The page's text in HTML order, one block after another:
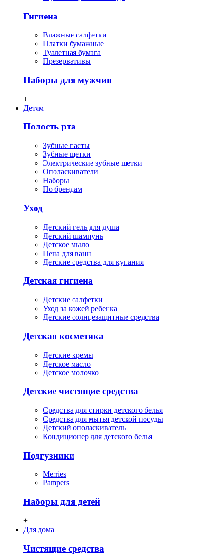
Гигиена
Влажные салфетки
Платки бумажные
Туалетная бумага
Презервативы
Наборы для мужчин
+
Детям
Полость рта
Зубные пасты
Зубные щетки
Электрические зубные щетки
Ополаскиватели
Наборы
По брендам
Уход
Детский гель для душа
Детский шампунь
Детское мыло
Пена для ванн
Детские средства для купания
Детская гигиена
Детские салфетки
Уход за кожей ребенка
Детские солнцезащитные средства
Детская косметика
Детские кремы
Детское масло
Детское молочко
Детские чистящие средства
Средства для стирки детского белья
Средства для мытья детской посуды
Детский ополаскиватель
Кондиционер для детского белья
Подгузники
Merries
Pampers
Наборы для детей
+
Для дома
Чистящие средства